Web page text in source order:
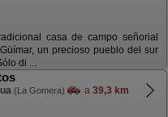
casa de campo señorial
un precioso pueblo del sur
di ...
(La Gomera) a 39,3 km